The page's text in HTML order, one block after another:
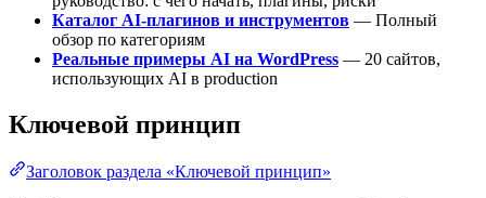
Каталог AI-плагинов и инструментов — Полный
обзор по категориям
Реальные примеры AI на WordPress — 20 сайтов,
использующих AI в production
Ключевой принцип
Заголовок раздела «Ключевой принцип»